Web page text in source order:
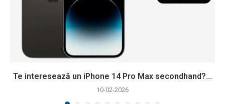
Te interesează un iPhone 14 Pro Max secondhand?...
10-02-2026